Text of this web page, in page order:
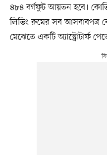
৪৮৪ বর্গফুট আয়তন হবে।
লিভিং রুমের সব আসবাবপত্র
মেঝেতে একটি অ্যাস্ট্রোটার্ফ